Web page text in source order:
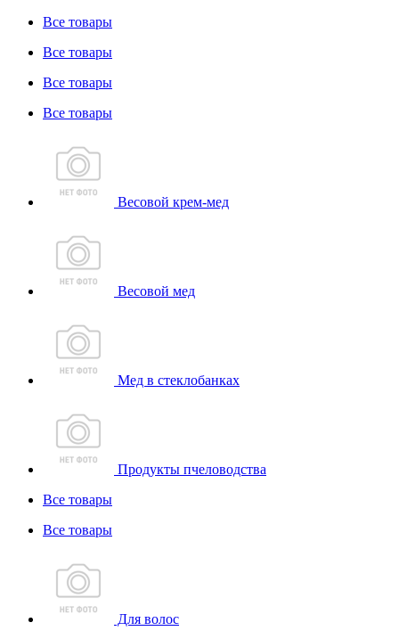
Все товары
Все товары
Все товары
Все товары
Весовой крем-мед
Весовой мед
Мед в стеклобанках
Продукты пчеловодства
Все товары
Все товары
Для волос